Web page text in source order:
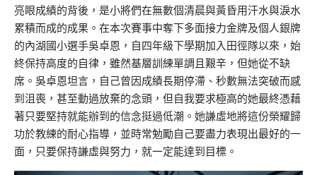
亮眼成績的背後，是小將們在無數個清晨與黃昏用汗水與淚水
累積而成的成果。在本次賽事中奪下多面接力金牌及個人銀牌
的內湖國小選手吳卓恩，自四年級下學期加入田徑隊以來，始
終保持高度的自律，雖然基層訓練單調且艱辛，但她從不缺
席。吳卓恩坦言，自己曾因成績長期停滯、秒數無法突破而感
到沮喪，甚至動過放棄的念頭，但自我要求極高的她最終憑藉
著只要堅持就能辦到的信念挺過低潮。她謙虛地將這份榮耀歸
功於教練的耐心指導，並時常勉勵自己要盡力表現出最好的一
面，只要保持謙虛與努力，就一定能達到目標。